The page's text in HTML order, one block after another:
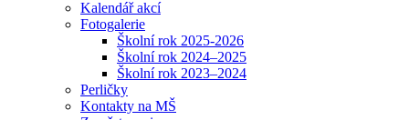
Kalendář akcí
Fotogalerie
Školní rok 2025-2026
Školní rok 2024–2025
Školní rok 2023–2024
Perličky
Kontakty na MŠ